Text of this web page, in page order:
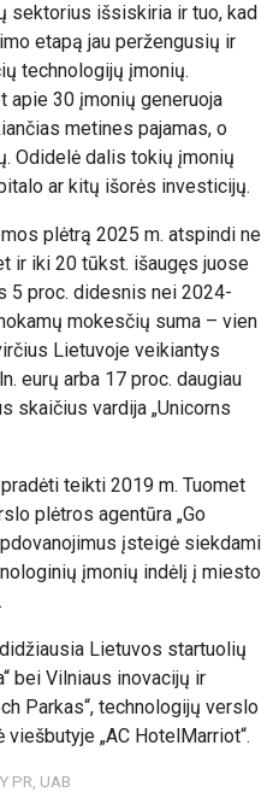
sektorius išsiskiria ir tuo, kad
etapą jau peržengusių ir
technologijų įmonių.
apie 30 įmonių generuoja
metines pajamas, o
Odidelė dalis tokių įmonių
ar kitų išorės investicijų.
plėtrą 2025 m. atspindi ne
ir iki 20 tūkst. išaugęs juose
5 proc. didesnis nei 2024-
mokesčių suma – vien
Lietuvoje veikiantys
eurų arba 17 proc. daugiau
skaičius vardija „Unicorns
teikti 2019 m. Tuomet
plėtros agentūra „Go
įsteigė siekdami
įmonių indėlį į miesto
Lietuvos startuolių
bei Vilniaus inovacijų ir
Parkas“, technologijų verslo
viešbutyje „AC HotelMarriot“.
PR, UAB